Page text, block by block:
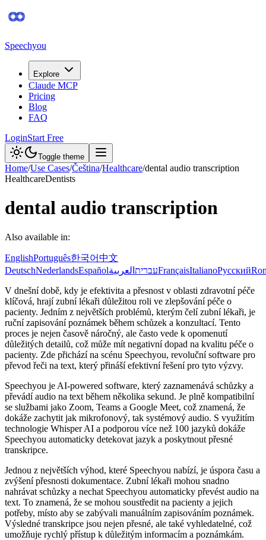
Speechyou
Explore
Claude MCP
Pricing
Blog
FAQ
LoginStart Free
Toggle theme
Home/Use Cases/Čeština/Healthcare/dental audio transcription
HealthcareDentists
dental audio transcription
Also available in:
EnglishPortuguês한국어中文
DeutschNederlandsEspañol עברית العربية FrançaisItalianoРусский
V dnešní době, kdy je efektivita a přesnost v oblasti zdravotní péče
klíčová, hrají zubní lékaři důležitou roli ve zlepšování péče o
pacienty. Jedním z největších problémů, kterým čelí zubní lékaři, je
ruční zapisování poznámek během schůzek a konzultací. Tento
proces je nejen časově náročný, ale často vede k opomenutí
důležitých detailů, což může mít negativní dopad na kvalitu péče o
pacienty. Zde přichází na scénu Speechyou, revoluční software pro
převod řeči na text, který přináší efektivní řešení pro tyto výzvy.
Speechyou je AI-powered software, který zaznamenává schůzky a
převádí audio na text během několika sekund. Je plně kompatibilní
se službami jako Zoom, Teams a Google Meet, což znamená, že
dokáže zachytit jak mikrofonový, tak systémový audio. S využitím
technologie Whisper AI a podporou více než 100 jazyků dokáže
Speechyou automaticky detekovat jazyk a poskytnout přesné
transkripce.
Jednou z největších výhod, které Speechyou nabízí, je úspora času a
zvýšení přesnosti dokumentace. Zubní lékaři mohou snadno
nahrávat schůzky a nechat Speechyou automaticky převést audio na
text. To znamená, že se mohou soustředit na pacienty a jejich
potřeby, místo aby se zabývali manuálním zapisováním poznámek.
Výsledné transkripce jsou nejen přesné, ale také vyhledatelné, což
umožňuje rychlý přístup k důležitým informacím a poznámkám.